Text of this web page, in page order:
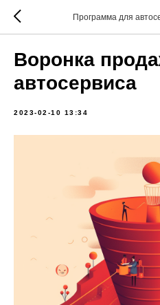
Программа для
Воронка
автосервиса
2023-02-10 13:34